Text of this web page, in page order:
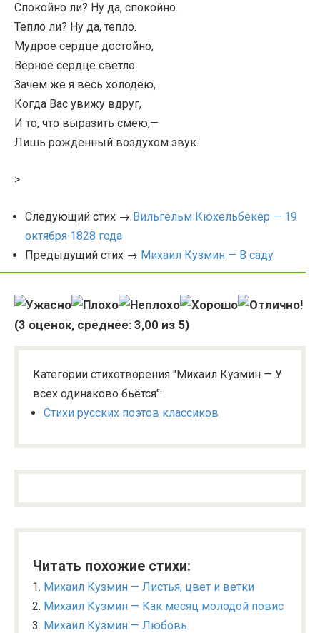
Спокойно ли? Ну да, спокойно.
Тепло ли? Ну да, тепло.
Мудрое сердце достойно,
Верное сердце светло.
Зачем же я весь холодею,
Когда Вас увижу вдруг,
И то, что выразить смею,—
Лишь рожденный воздухом звук.
>
Следующий стих → Вильгельм Кюхельбекер — 19
октября 1828 года
Предыдущий стих → Михаил Кузмин — В саду
(3 оценок, среднее: 3,00 из 5)
Категории стихотворения "Михаил Кузмин — У
всех одинаково бьётся":
Стихи русских поэтов классиков
Читать похожие стихи:
Михаил Кузмин — Листья, цвет и ветки
Михаил Кузмин — Как месяц молодой повис
Михаил Кузмин — Любовь